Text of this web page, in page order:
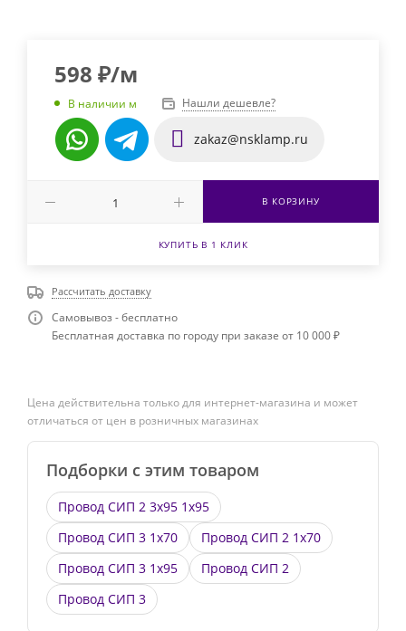
598 ₽/м
В наличии м Нашли дешевле?
zakaz@nsklamp.ru
В КОРЗИНУ
КУПИТЬ В 1 КЛИК
Рассчитать доставку
Самовывоз - бесплатно
Бесплатная доставка по городу при заказе от 10 000 ₽
Цена действительна только для интернет-магазина и может
отличаться от цен в розничных магазинах
Подборки с этим товаром
Провод СИП 2 3х95 1х95
Провод СИП 3 1х70
Провод СИП 2 1х70
Провод СИП 3 1х95
Провод СИП 2
Провод СИП 3